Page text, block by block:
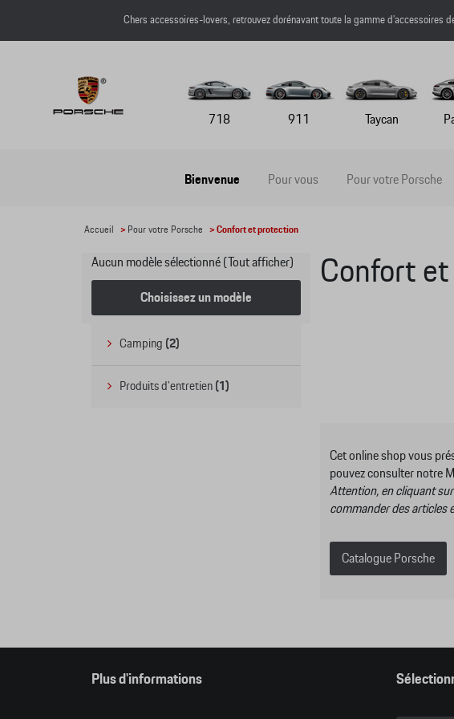
Chers accessoires-lovers, retrouvez dorénavant toute la gamme d’accessoires
718 911 Taycan
Bienvenue Pour vous Pour votre Porsche
Accueil > Pour votre Porsche > Confort et protection
Aucun modèle sélectionné (Tout afficher)
Choisissez un modèle
Camping (2)
Produits d'entretien (1)
Confort
Cet online shop vous
pouvez consulter notre
Attention, en cliquant
commander des articles
Catalogue Porsche
Plus d'informations